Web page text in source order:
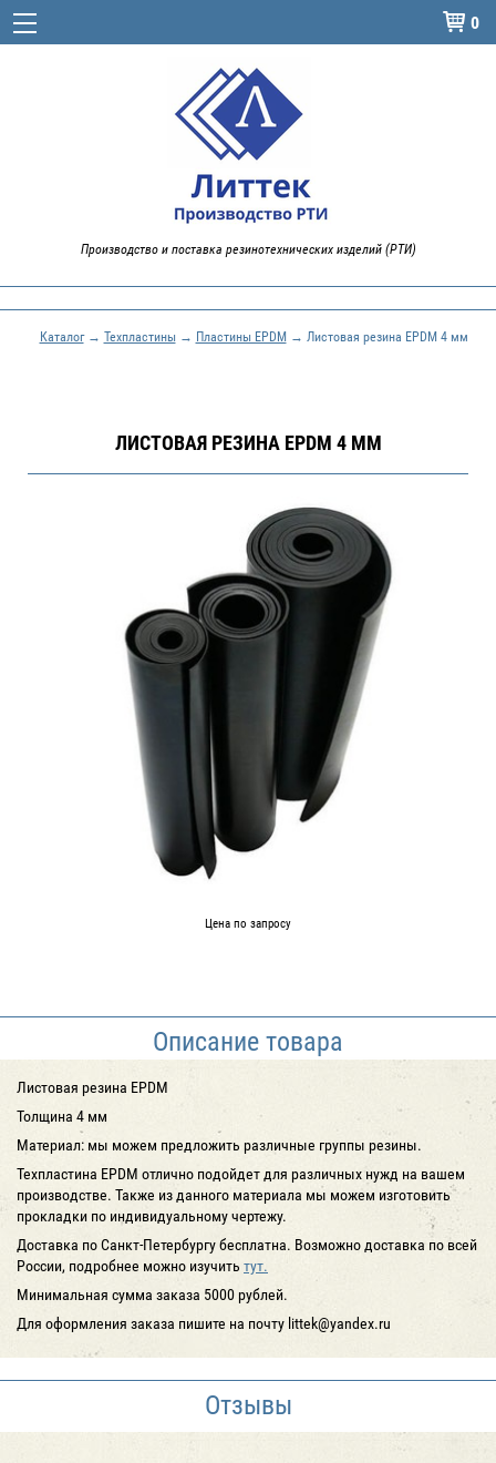
 0
Производство и поставка резинотехнических изделий (РТИ)
Каталог→ Техпластины→ Пластины EPDM→ Листовая резина EPDM 4 мм
ЛИСТОВАЯ РЕЗИНА EPDM 4 ММ
Цена по запросу
Описание товара
Листовая резина EPDM
Толщина 4 мм
Материал: мы можем предложить различные группы резины.
Техпластина EPDM отлично подойдет для различных нужд на вашем
производстве. Также из данного материала мы можем изготовить
прокладки по индивидуальному чертежу.
Доставка по Санкт-Петербургубесплатна. Возможно доставка по всей
России, подробнее можно изучить тут.
Минимальная сумма заказа 5000 рублей.
Для оформления заказа пишите на почту littek@yandex.ru
Отзывы